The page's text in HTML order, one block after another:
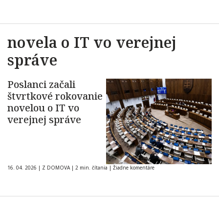
novela o IT vo verejnej
správe
Poslanci začali
štvrtkové rokovanie
novelou o IT vo
verejnej správe
16. 04. 2026 | Z DOMOVA | 2 min. čítania | Žiadne komentáre